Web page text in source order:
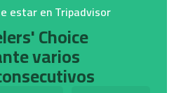
estar en Tripadvisor
Choice
varios